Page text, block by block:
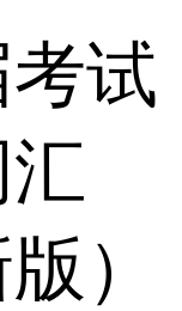
试
）